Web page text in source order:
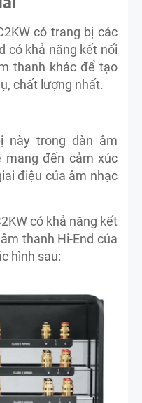
có trang bị các
có khả năng kết nối
thanh khác để tạo
chất lượng nhất.
này trong dàn âm
mang đến cảm xúc
điệu của âm nhạc
có khả năng kết
thanh Hi-End của
hình sau: